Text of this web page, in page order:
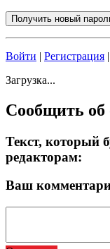
Войти | Регистрация |
Загрузка...
Сообщить об
Текст, который
редакторам:
Ваш